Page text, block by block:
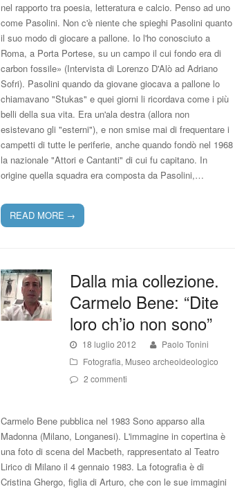
nel rapporto tra poesia, letteratura e calcio. Penso ad uno
come Pasolini. Non c'è niente che spieghi Pasolini quanto
il suo modo di giocare a pallone. Io l'ho conosciuto a
Roma, a Porta Portese, su un campo il cui fondo era di
carbon fossile» (Intervista di Lorenzo D'Alò ad Adriano
Sofri). Pasolini quando da giovane giocava a pallone lo
chiamavano "Stukas" e quei giorni li ricordava come i più
belli della sua vita. Era un'ala destra (allora non
esistevano gli "esterni"), e non smise mai di frequentare i
campetti di tutte le periferie, anche quando fondò nel 1968
la nazionale "Attori e Cantanti" di cui fu capitano. In
origine quella squadra era composta da Pasolini,…
READ MORE →
Dalla mia collezione.
Carmelo Bene: “Dite
loro ch’io non sono”
18 luglio 2012
Paolo Tonini
Fotografia, Museo archeoideologico
2 commenti
Carmelo Bene pubblica nel 1983 Sono apparso alla
Madonna (Milano, Longanesi). L'immagine in copertina è
una foto di scena del Macbeth, rappresentato al Teatro
Lirico di Milano il 4 gennaio 1983. La fotografia è di
Cristina Ghergo, figlia di Arturo, che con le sue immagini